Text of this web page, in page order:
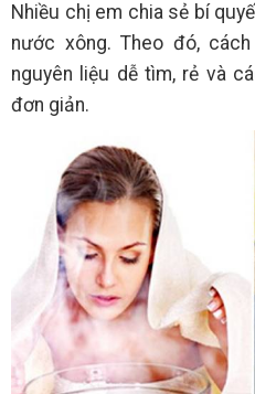
Nhiều chị em chia sẻ bí
nước xông. Theo đó,
nguyên liệu dễ tìm, rẻ và
đơn giản.